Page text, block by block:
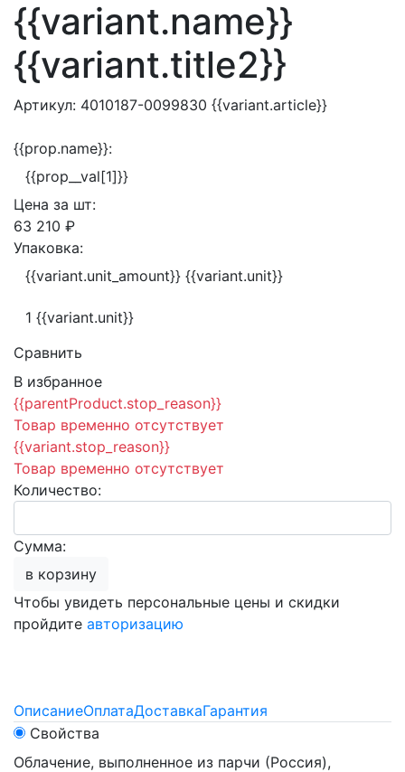
{{variant.name}}
{{variant.title2}}
Артикул: 4010187-0099830 {{variant.article}}
{{prop.name}}:
{{prop__val[1]}}
Цена за шт:
63 210 ₽
Упаковка:
{{variant.unit_amount}} {{variant.unit}}
1 {{variant.unit}}
Сравнить
В избранное
{{parentProduct.stop_reason}}
Товар временно отсутствует
{{variant.stop_reason}}
Товар временно отсутствует
Количество:
Сумма:
в корзину
Чтобы увидеть персональные цены и скидки
пройдите авторизацию
ОписаниеОплатаДоставкаГарантия
Свойства
Облачение, выполненное из парчи (Россия),